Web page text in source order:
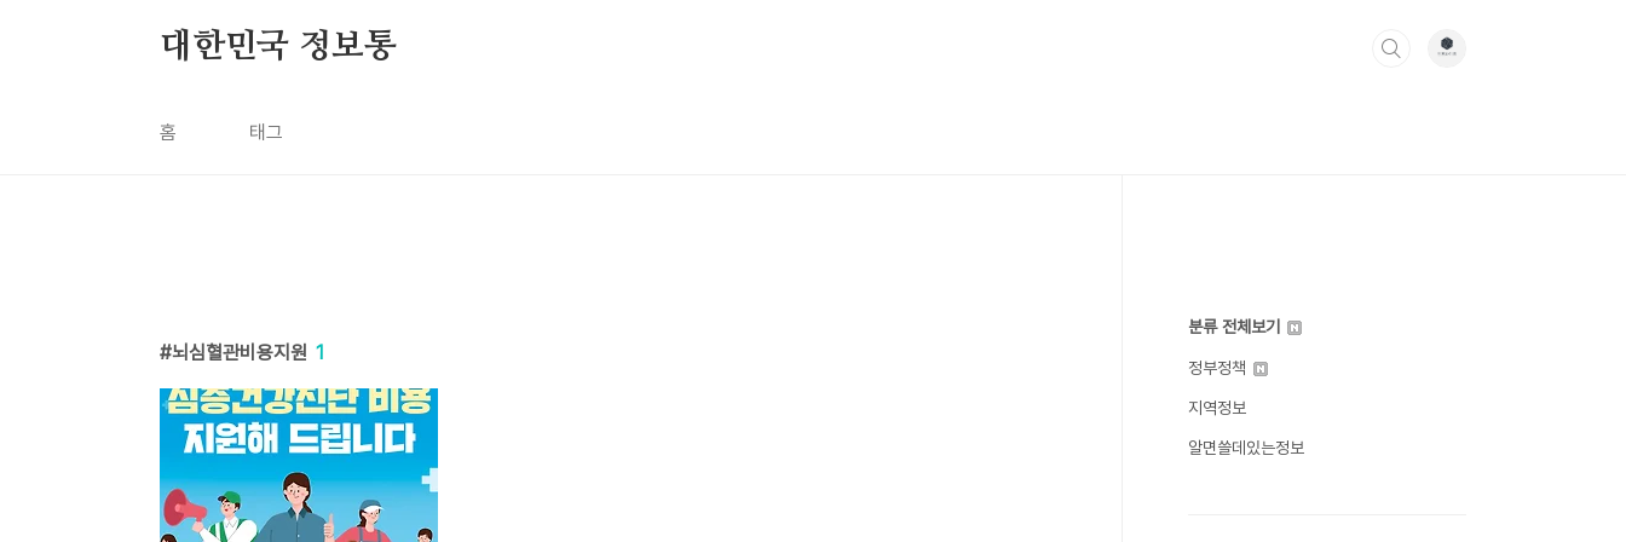
대한민국 정보통
홈 태그
뇌심혈관비용지원 1
분류 전체보기
정부정책
지역정보
알면쓸데있는정보